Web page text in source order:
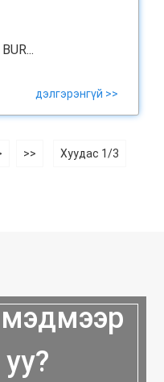
дэлгэрэнгүй >>
>> Хуудас 1/3
мэдмээр